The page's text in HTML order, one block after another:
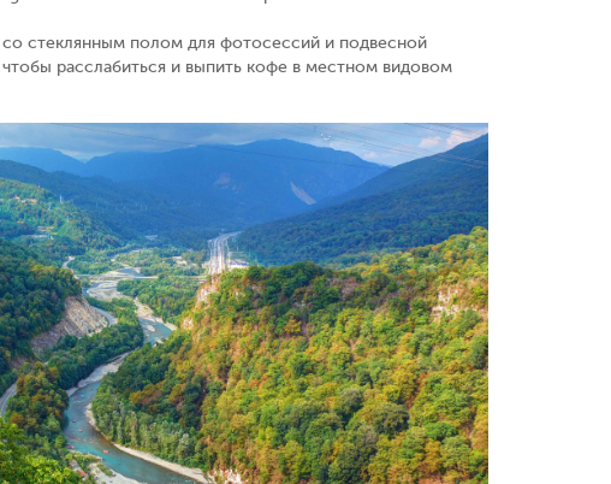
стеклянным полом для фотосессий и подвесной
расслабиться и выпить кофе в местном видовом